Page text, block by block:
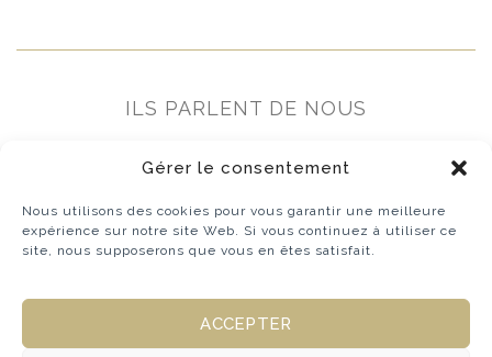
Gérer le consentement
Nous utilisons des cookies pour vous garantir une meilleure
expérience sur notre site Web. Si vous continuez à utiliser ce
site, nous supposerons que vous en êtes satisfait.
ACCEPTER
ILS PARLENT DE NOUS